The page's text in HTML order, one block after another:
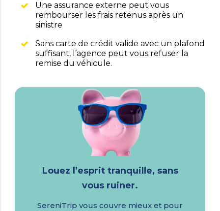
Une assurance externe peut vous
rembourser les frais retenus après un
sinistre
Sans carte de crédit valide avec un plafond
suffisant, l’agence peut vous refuser la
remise du véhicule.
Louez l’esprit tranquille, sans
vous ruiner.
SereniTrip vous couvre mieux et pour